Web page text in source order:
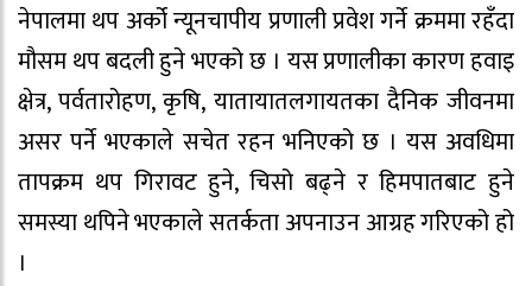
नेपालमा थप अर्को न्यूनचापीय प्रणाली प्रवेश गर्ने क्रममा रहँदा
मौसम थप बदली हुने भएको छ । यस प्रणालीका कारण हवाइ
क्षेत्र, पर्वतारोहण, कृषि, यातायातलगायतका दैनिक जीवनमा
असर पर्ने भएकाले सचेत रहन भनिएको छ । यस अवधिमा
तापक्रम थप गिरावट हुने, चिसो बढ्ने र हिमपातबाट हुने
समस्या थपिने भएकाले सतर्कता अपनाउन आग्रह गरिएको हो
।